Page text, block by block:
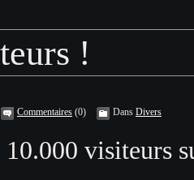
!
Commentaires (0) Dans Divers
visiteurs